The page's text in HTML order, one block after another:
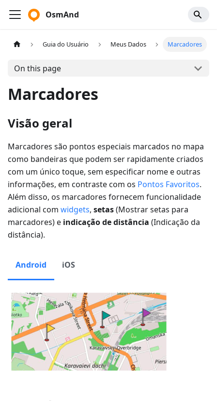
OsmAnd
Guia do Usuário Meus Dados Marcadores
On this page
Marcadores
Visão geral
Marcadores são pontos especiais marcados no mapa
como bandeiras que podem ser rapidamente criados
com um único toque, sem especificar nome e outras
informações, em contraste com os Pontos Favoritos.
Além disso, os marcadores fornecem funcionalidade
adicional com widgets, setas(Mostrar setas para
marcadores) e indicação de distância (Indicação da
distância).
Android iOS